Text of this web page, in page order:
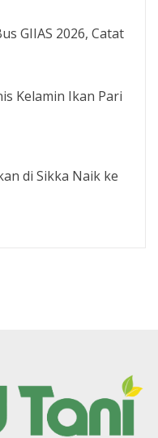
GIIAS 2026, Catat
Kelamin Ikan Pari
di Sikka Naik ke